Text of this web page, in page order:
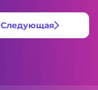
Следующая